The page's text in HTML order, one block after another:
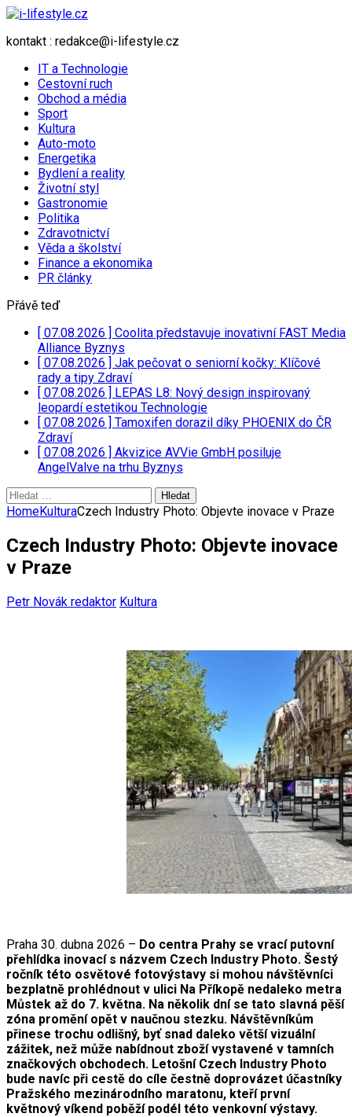
kontakt : redakce@i-lifestyle.cz
IT a Technologie
Cestovní ruch
Obchod a média
Sport
Kultura
Auto-moto
Energetika
Bydlení a reality
Životní styl
Gastronomie
Politika
Zdravotnictví
Věda a školství
Finance a ekonomika
PR články
Přávě teď
[ 07.08.2026 ] Coolita představuje inovativní FAST Media
Alliance Byznys
[ 07.08.2026 ] Jak pečovat o seniorní kočky: Klíčové
rady a tipy Zdraví
[ 07.08.2026 ] LEPAS L8: Nový design inspirovaný
leopardí estetikou Technologie
[ 07.08.2026 ] Tamoxifen dorazil díky PHOENIX do ČR
Zdraví
[ 07.08.2026 ] Akvizice AVVie GmbH posiluje
AngelValve na trhu Byznys
Vyhledávání
HomeKulturaCzech Industry Photo: Objevte inovace v Praze
Czech Industry Photo: Objevte inovace
v Praze
Petr Novák redaktor Kultura
Praha 30. dubna 2026 – Do centra Prahy se vrací putovní
přehlídka inovací s názvem Czech Industry Photo. Šestý
ročník této osvětové fotovýstavy si mohou návštěvníci
bezplatně prohlédnout v ulici Na Příkopě nedaleko metra
Můstek až do 7. května. Na několik dní se tato slavná pěší
zóna promění opět v naučnou stezku. Návštěvníkům
přinese trochu odlišný, byť snad daleko větší vizuální
zážitek, než může nabídnout zboží vystavené v tamních
značkových obchodech. Letošní Czech Industry Photo
bude navíc při cestě do cíle čestně doprovázet účastníky
Pražského mezinárodního maratonu, kteří první
květnový víkend poběží podél této venkovní výstavy.